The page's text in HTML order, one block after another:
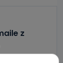
z